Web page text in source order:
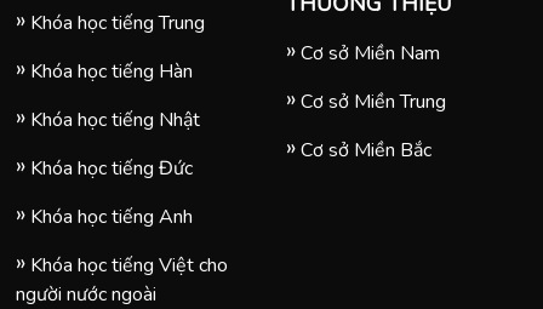
Khóa học tiếng Trung
Khóa học tiếng Hàn
Khóa học tiếng Nhật
Khóa học tiếng Đức
Khóa học tiếng Anh
Khóa học tiếng Việt cho
người nước ngoài
Cơ sở Miền Nam
Cơ sở Miền Trung
Cơ sở Miền Bắc